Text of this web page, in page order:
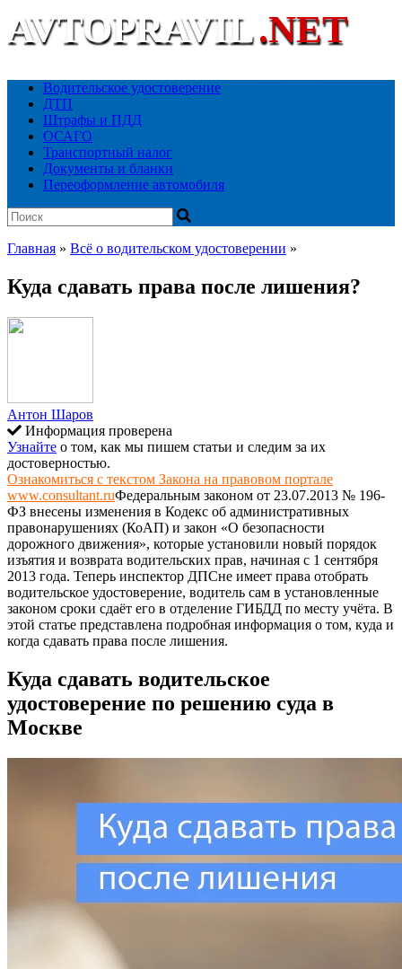
AVTOPRAVIL.NET
Водительское удостоверение
ДТП
Штрафы и ПДД
ОСАГО
Транспортный налог
Документы и бланки
Переоформление автомобиля
Главная » Всё о водительском удостоверении »
Куда сдавать права после лишения?
Антон Шаров
Информация проверена
Узнайте о том, как мы пишем статьи и следим за их
достоверностью.
Ознакомиться с текстом Закона на правовом портале
www.consultant.ruФедеральным законом от 23.07.2013 № 196-
ФЗ внесены изменения в Кодекс об административных
правонарушениях (КоАП) и закон «О безопасности
дорожного движения», которые установили новый порядок
изъятия и возврата водительских прав, начиная с 1 сентября
2013 года. Теперь инспектор ДПСне имеет права отобрать
водительское удостоверение, водитель сам в установленные
законом сроки сдаёт его в отделение ГИБДД по месту учёта. В
этой статье представлена подробная информация о том, куда и
когда сдавать права после лишения.
Куда сдавать водительское
удостоверение по решению суда в
Москве